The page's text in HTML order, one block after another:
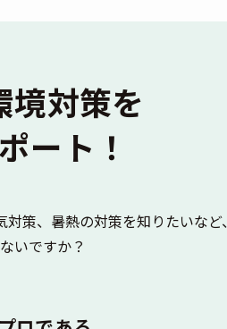
境対策を
ート！
策、暑熱の対策を知りたいなど、
いですか？